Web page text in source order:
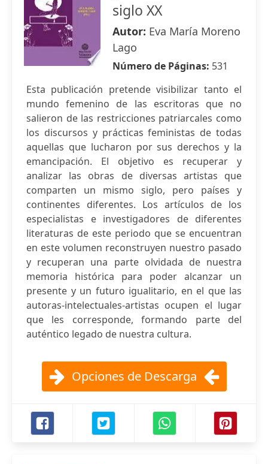
siglo XX
Autor: Eva María Moreno
Lago
Número de Páginas: 531
Esta publicación pretende visibilizar tanto el
mundo femenino de las escritoras que no
salieron de las restricciones patriarcales como
los discursos y prácticas feministas de todas
aquellas que lucharon por sus derechos y la
emancipación. El objetivo es recuperar y
analizar las obras de diversas artistas que
comparten un mismo siglo, pero países y
continentes diferentes. Los artículos de los
especialistas e investigadores de diferentes
literaturas de este periodo que se encuentran
en este volumen reconstruyen nuestro pasado
y recuperan una parte olvidada de nuestra
memoria histórica para poder alcanzar un
presente y un futuro igualitario, en el que las
autoras-intelectuales-artistas ocupen el lugar
que les corresponde, formando parte del
auténtico legado de nuestra cultura.
Opciones de Descarga